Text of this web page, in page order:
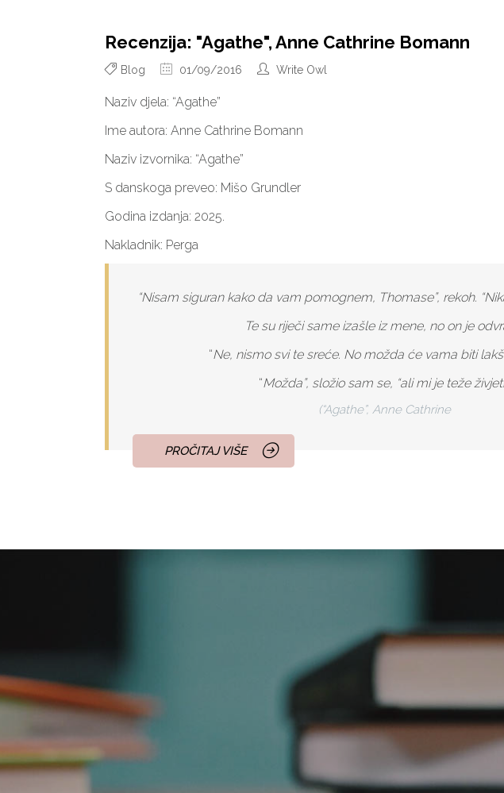
Recenzija: "Agathe", Anne Cathrine Bomann
Blog 01/09/2016 Write Owl
Naziv djela: “Agathe”
Ime autora: Anne Cathrine Bomann
Naziv izvornika: “Agathe”
S danskoga preveo: Mišo Grundler
Godina izdanja: 2025.
Nakladnik: Perga
“Nisam siguran kako da vam pomognem, Thomase”, rekoh.
Te su riječi same izašle iz mene, no on je
“Ne, nismo svi te sreće. No možda će vama biti
“Možda”, složio sam se, “ali mi je teže
(“Agathe”, Anne Cathrine
PROČITAJ VIŠE